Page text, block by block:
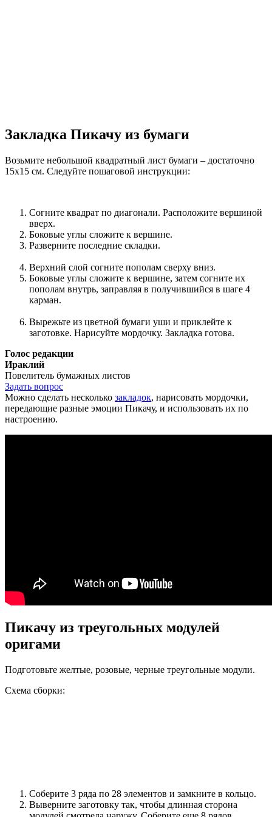
Закладка Пикачу из бумаги
Возьмите небольшой квадратный лист бумаги – достаточно
15х15 см. Следуйте пошаговой инструкции:
Согните квадрат по диагонали. Расположите вершиной
вверх.
Боковые углы сложите к вершине.
Разверните последние складки.
Верхний слой согните пополам сверху вниз.
Боковые углы сложите к вершине, затем согните их
пополам внутрь, заправляя в получившийся в шаге 4
карман.
Вырежьте из цветной бумаги уши и приклейте к
заготовке. Нарисуйте мордочку. Закладка готова.
Голос редакции
Ираклий
Повелитель бумажных листов
Задать вопрос
Можно сделать несколько закладок, нарисовать мордочки,
передающие разные эмоции Пикачу, и использовать их по
настроению.
Пикачу из треугольных модулей
оригами
Подготовьте желтые, розовые, черные треугольные модули.
Схема сборки:
Соберите 3 ряда по 28 элементов и замкните в кольцо.
Выверните заготовку так, чтобы длинная сторона